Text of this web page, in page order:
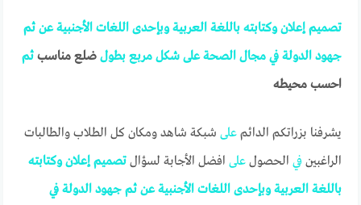
تصميم إعلان وكتابته باللغة العربية وبإحدى اللغات الأجنبية عن ثم
جهود الدولة في مجال الصحة على شكل مربع بطول ضلع مناسبثم
احسب محيطه
يشرفنا بزراتكم الدائمعلى شبكة شاهد ومكان كل الطلاب والطالبات
الراغبينفي الحصولعلى افضل الأجابة لسؤالتصميم إعلان وكتابته
باللغة العربية وبإحدى اللغات الأجنبية عن ثم جهود الدولة في